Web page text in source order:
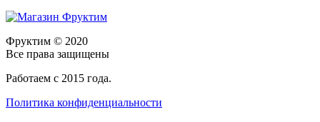
Фруктим © 2020
Все права защищены
Работаем с 2015 года.
Политика конфиденциальности